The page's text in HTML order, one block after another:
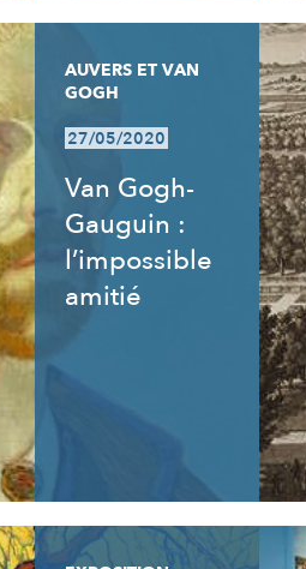
AUVERS ET VAN
GOGH
27/05/2020
Van Gogh-
Gauguin :
l’impossible
amitié